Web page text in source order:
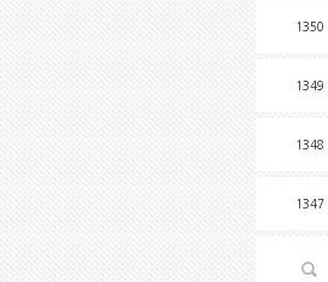
1350
1349
1348
1347